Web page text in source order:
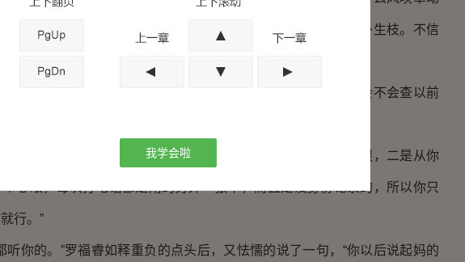
警察上门的事？既然知道，为什么不联系咱们？还不是怕节外生枝。不信
打不通，要么骂死你，信不信？”
还真在理，我现在就删了。”删完，罗福睿又问，“你说警察会不会查以前
们不怕。”王红梅拍着胸脯说道，“一是咱们跟他通话次数有限，二是从你
心眼，每次打电话都是用的另外一张卡，而且是没身份记录的，所以你只
行。”
你的。”罗福睿如释重负的点头后，又怯懦的说了一句，“你以后说起妈的
我学会啦